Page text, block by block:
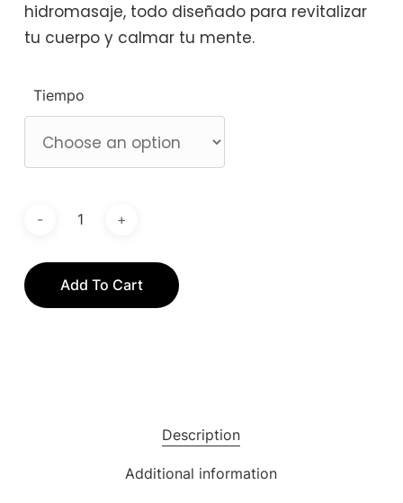
hidromasaje, todo diseñado para revitalizar
tu cuerpo y calmar tu mente.
Tiempo
Add To Cart
Description
Additional information